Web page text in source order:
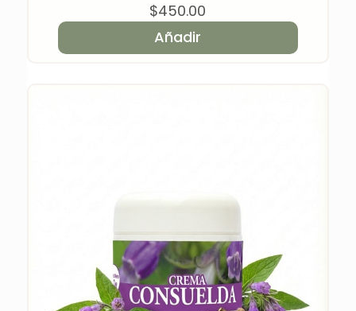
$450.00
Añadir